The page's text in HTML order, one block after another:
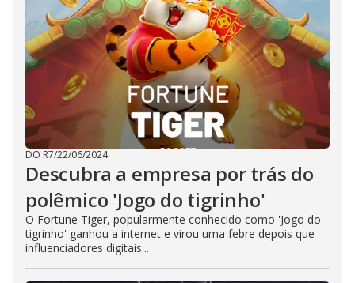
DO R7/22/06/2024
Descubra a empresa por trás do
polêmico 'Jogo do tigrinho'
O Fortune Tiger, popularmente conhecido como 'Jogo do
tigrinho' ganhou a internet e virou uma febre depois que
influenciadores digitais...